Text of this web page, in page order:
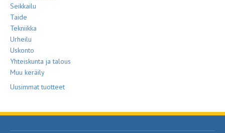
Seikkailu
Taide
Tekniikka
Urheilu
Uskonto
Yhteiskunta ja talous
Muu keräily
Uusimmat tuotteet